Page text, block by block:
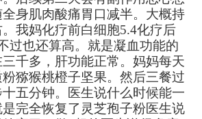
身肌肉酸痛胃口减半。大概持
我妈化疗前白细胞5.4化疗后
过也还算高。就是凝血功能的
千多，肝功能正常。妈妈每天
猕猴桃橙子坚果。然后三餐过
五分钟。医生说什么时候能一
完全恢复了灵芝孢子粉医生说